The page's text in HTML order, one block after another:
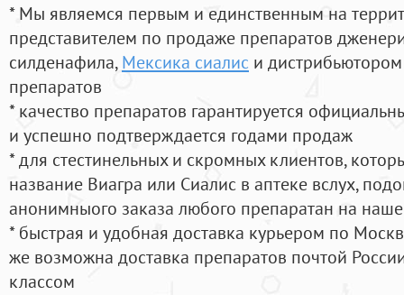
* Мы являемся первым и единственным на
представителем по продаже препаратов
силденафила, Мексика сиалис и
препаратов
* качество препаратов гарантируется
и успешно подтверждается годами продаж
* для стестинельных и скромных клиентов,
название Виагра или Сиалис в аптеке вслух,
анонимныого заказа любого препаратан на
* быстрая и удобная доставка курьером по
же возможна доставка препаратов почтой
классом